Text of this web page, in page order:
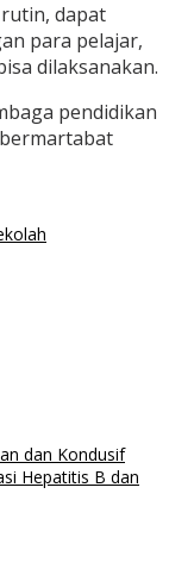
dapat
para pelajar,
dilaksanakan.
pendidikan
dan Kondusif
Hepatitis B dan